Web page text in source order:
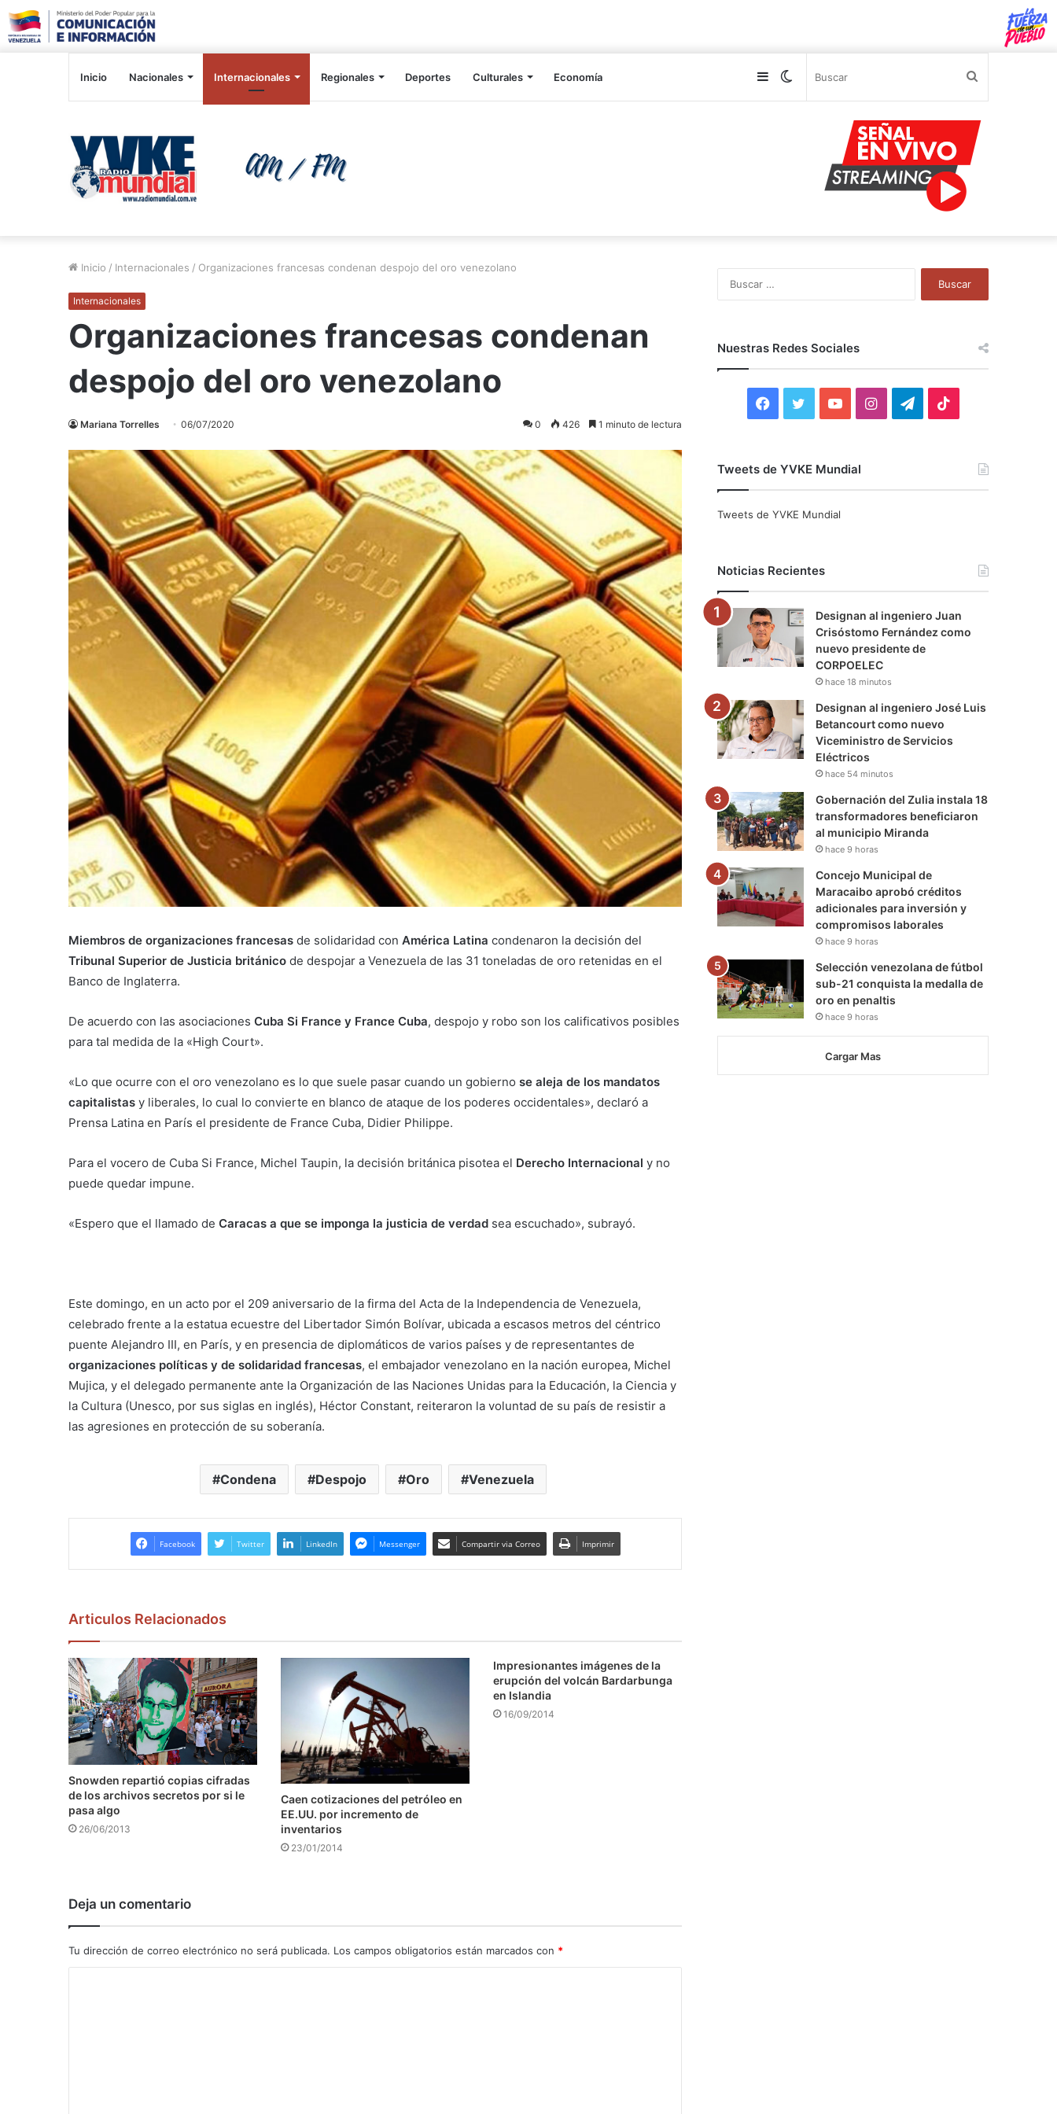
Inicio Nacionales Internacionales Regionales Deportes Culturales Economía Switch
Sidebar
Inicio / Internacionales / Organizaciones francesas condenan despojo del oro venezolano
Internacionales
Organizaciones francesas condenan
despojo del oro venezolano
Mariana Torrelles 06/07/2020 0 426 1 minuto de lectura
Miembros de organizaciones francesas de solidaridad con América Latina condenaron la decisión del
Tribunal Superior de Justicia británico de despojar a Venezuela de las 31 toneladas de oro retenidas en el
Banco de Inglaterra.
De acuerdo con las asociaciones Cuba Si France y France Cuba, despojo y robo son los calificativos posibles
para tal medida de la «High Court».
«Lo que ocurre con el oro venezolano es lo que suele pasar cuando un gobierno se aleja de los mandatos
capitalistas y liberales, lo cual lo convierte en blanco de ataque de los poderes occidentales», declaró a
Prensa Latina en París el presidente de France Cuba, Didier Philippe.
Para el vocero de Cuba Si France, Michel Taupin, la decisión británica pisotea el Derecho Internacional y no
puede quedar impune.
«Espero que el llamado de Caracas a que se imponga la justicia de verdad sea escuchado», subrayó.
Este domingo, en un acto por el 209 aniversario de la firma del Acta de la Independencia de Venezuela,
celebrado frente a la estatua ecuestre del Libertador Simón Bolívar, ubicada a escasos metros del céntrico
puente Alejandro III, en París, y en presencia de diplomáticos de varios países y de representantes de
organizaciones políticas y de solidaridad francesas, el embajador venezolano en la nación europea, Michel
Mujica, y el delegado permanente ante la Organización de las Naciones Unidas para la Educación, la Ciencia y
la Cultura (Unesco, por sus siglas en inglés), Héctor Constant, reiteraron la voluntad de su país de resistir a
las agresiones en protección de su soberanía.
Condena Despojo Oro Venezuela
Facebook Twitter LinkedIn Messenger Compartir via Correo Imprimir
Articulos Relacionados
Snowden repartió copias cifradas
de los archivos secretos por si le
pasa algo
26/06/2013
Caen cotizaciones del petróleo en
EE.UU. por incremento de
inventarios
23/01/2014
Impresionantes imágenes de la
erupción del volcán Bardarbunga
en Islandia
16/09/2014
Deja un comentario
Tu dirección de correo electrónico no será publicada. Los campos obligatorios están marcados con *
Nuestras Redes Sociales
F
c
o
k
i
r
Y
u
e
I
r
a
m
T
a
m
Tweets de YVKE Mundial
Tweets de YVKE Mundial
Noticias Recientes
Designan al ingeniero Juan
Crisóstomo Fernández como
nuevo presidente de
CORPOELEC
hace 18 minutos
Designan al ingeniero José Luis
Betancourt como nuevo
Viceministro de Servicios
Eléctricos
hace 54 minutos
Gobernación del Zulia instala 18
transformadores beneficiaron
al municipio Miranda
hace 9 horas
Concejo Municipal de
Maracaibo aprobó créditos
adicionales para inversión y
compromisos laborales
hace 9 horas
Selección venezolana de fútbol
sub-21 conquista la medalla de
oro en penaltis
hace 9 horas
Cargar Mas